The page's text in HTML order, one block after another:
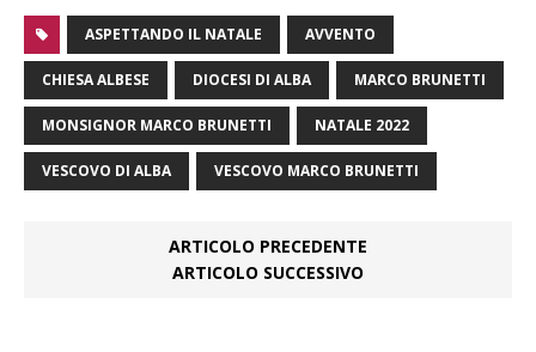
ASPETTANDO IL NATALE AVVENTO
CHIESA ALBESE DIOCESI DI ALBA MARCO BRUNETTI
MONSIGNOR MARCO BRUNETTI NATALE 2022
VESCOVO DI ALBA VESCOVO MARCO BRUNETTI
ARTICOLO PRECEDENTE
ARTICOLO SUCCESSIVO